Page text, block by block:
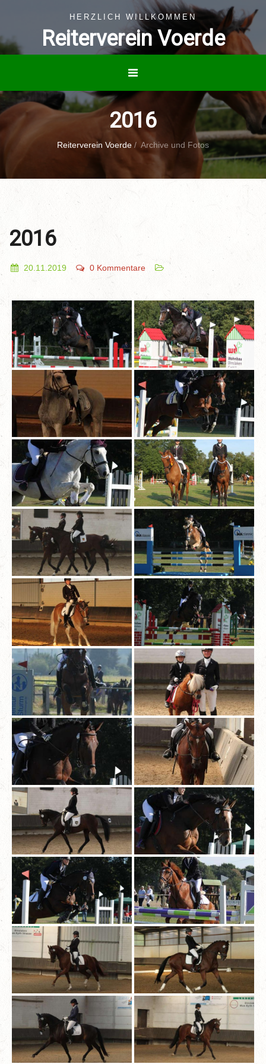
HERZLICH WILLKOMMEN
Reiterverein Voerde
2016
Reiterverein Voerde / Archive und Fotos
2016
20.11.2019 0 Kommentare